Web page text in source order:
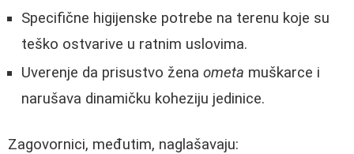
Specifične higijenske potrebe na terenu koje su
teško ostvarive u ratnim uslovima.
Uverenje da prisustvo žena ometa muškarce i
narušava dinamičku koheziju jedinice.
Zagovornici, međutim, naglašavaju: